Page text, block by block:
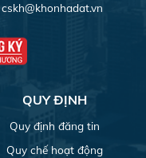
cskh@khonhadat.vn
QUY ĐỊNH
Quy định đăng tin
Quy chế hoạt động